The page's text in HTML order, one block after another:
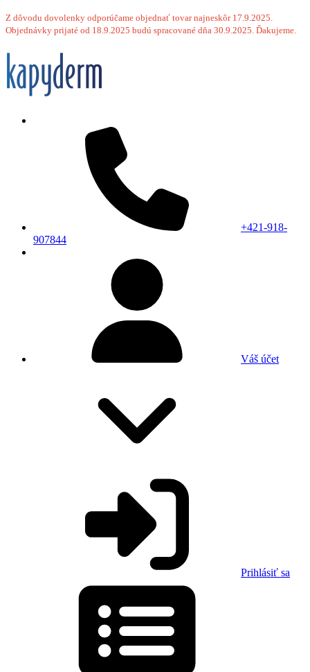
Z dôvodu dovolenky odporúčame objednať tovar najneskôr 17.9.2025.
Objednávky prijaté od 18.9.2025 budú spracované dňa 30.9.2025. Ďakujeme.
+421-918-
907844
Váš účet
Prihlásiť sa